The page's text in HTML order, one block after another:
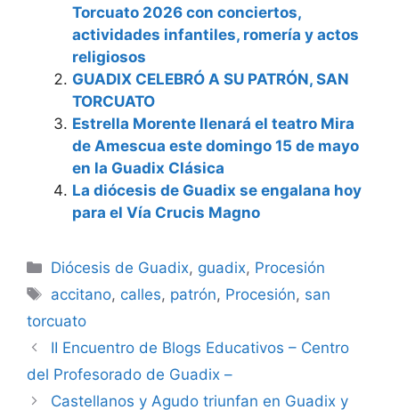
Torcuato 2026 con conciertos,
actividades infantiles, romería y actos
religiosos
GUADIX CELEBRÓ A SU PATRÓN, SAN
TORCUATO
Estrella Morente llenará el teatro Mira
de Amescua este domingo 15 de mayo
en la Guadix Clásica
La diócesis de Guadix se engalana hoy
para el Vía Crucis Magno
Categorías
Diócesis de Guadix, guadix, Procesión
Etiquetas
accitano, calles, patrón, Procesión, san
torcuato
II Encuentro de Blogs Educativos – Centro
del Profesorado de Guadix –
Castellanos y Agudo triunfan en Guadix y